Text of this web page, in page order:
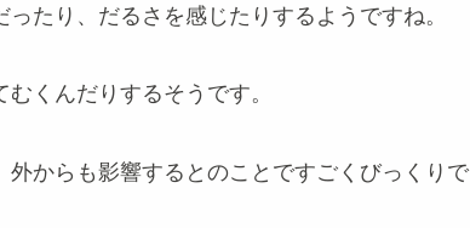
たり、だるさを感じたりするようですね。
くんだりするそうです。
からも影響するとのことですごくびっくりで